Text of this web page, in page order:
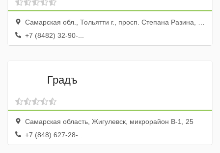
Самарская обл., Тольятти г., просп. Степана Разина, 16
+7 (8482) 32-90-...
Градъ
Самарская область, Жигулевск, микрорайон В-1, 25
+7 (848) 627-28-...